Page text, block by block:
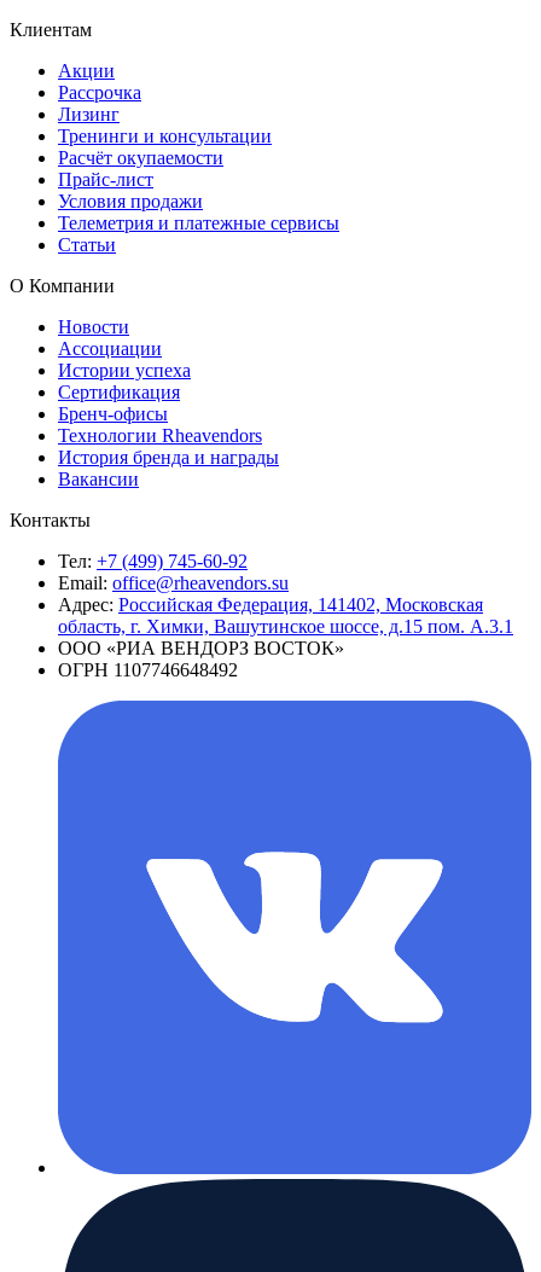
Клиентам
Акции
Рассрочка
Лизинг
Тренинги и консультации
Расчёт окупаемости
Прайс-лист
Условия продажи
Телеметрия и платежные сервисы
Статьи
О Компании
Новости
Ассоциации
Истории успеха
Сертификация
Бренч-офисы
Технологии Rheavendors
История бренда и награды
Вакансии
Контакты
Тел: +7 (499) 745-60-92
Email: office@rheavendors.su
Адрес: Российская Федерация, 141402, Московская
область, г. Химки, Вашутинское шоссе, д.15 пом. А.3.1
ООО «РИА ВЕНДОРЗ ВОСТОК»
ОГРН 1107746648492